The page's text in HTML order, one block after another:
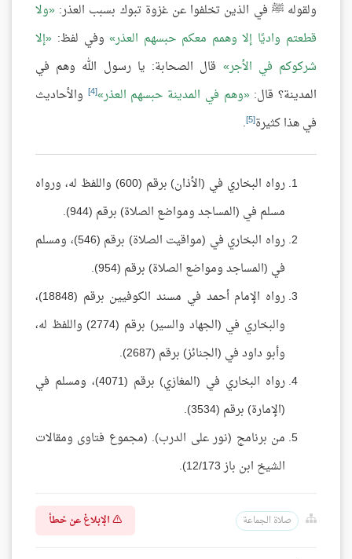
ولقوله ﷺ في الذين تخلفوا عن غزوة تبوك بسبب العذر: ولا
قطعتم واديًا إلا وهمم معكم حبسهم العذر وفي لفظ: إلا
شركوكم في الأجر
قال الصحابة: يا رسول الله وهم في
المدينة؟ قال: وهم في المدينة حبسهم العذر [4]
والأحاديث
في هذا كثيرة[5]
.
رواه البخاري في (الأذان) برقم (600) واللفظ له، ورواه
مسلم في (المساجد ومواضع الصلاة) برقم (944).
رواه البخاري في (مواقيت الصلاة) برقم (546)، ومسلم
في (المساجد ومواضع الصلاة) برقم (954).
رواه الإمام أحمد في مسند الكوفيين برقم (18848)،
والبخاري في (الجهاد والسير) برقم (2774) واللفظ له،
وأبو داود في (الجنائز) برقم (2687).
رواه البخاري في (المغازي) برقم (4071)، ومسلم في
(الإمارة) برقم (3534).
من برنامج (نور على الدرب). (مجموع فتاوى ومقالات
الشيخ ابن باز 12/173).
صلاة الجماعة الإبلاغ عن خطأ